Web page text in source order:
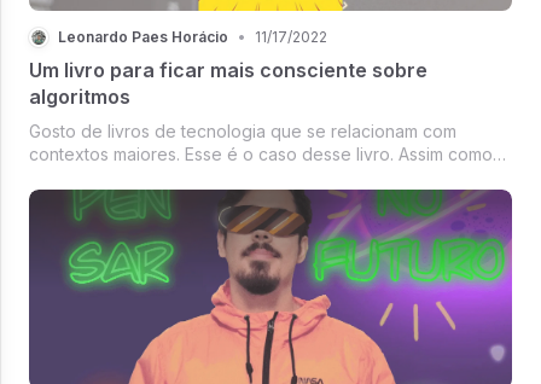
Leonardo Paes Horácio • 11/17/2022
Um livro para ficar mais consciente sobre
algoritmos
Gosto de livros de tecnologia que se relacionam com
contextos maiores. Esse é o caso desse livro. Assim como
com algumas coisas na área de tecnologia, esse também o